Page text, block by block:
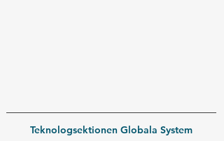
Teknologsektionen Globala System